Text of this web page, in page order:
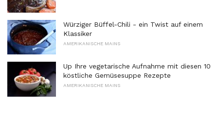
Würziger Büffel-Chili - ein Twist auf einem
Klassiker
AMERIKANISCHE MAINS
Up Ihre vegetarische Aufnahme mit diesen 10
köstliche Gemüsesuppe Rezepte
AMERIKANISCHE MAINS